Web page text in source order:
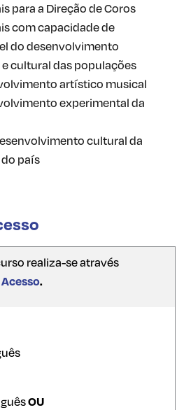
para a Direção de Coros
com capacidade de
do desenvolvimento
cultural das populações
artístico musical
experimental da
cultural da
país
realiza-se através
.
OU